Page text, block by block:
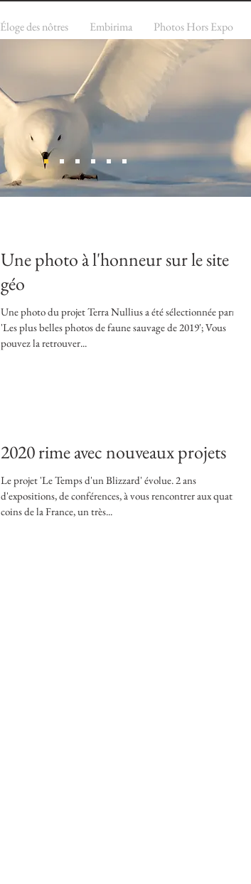
Éloge des nôtres Embirima Photos Hors Expo
Une photo à l'honneur sur le site
géo
Une photo du projet Terra Nullius a été sélectionnée parmi
'Les plus belles photos de faune sauvage de 2019'; Vous
pouvez la retrouver...
2020 rime avec nouveaux projets
Le projet 'Le Temps d'un Blizzard' évolue. 2 ans
d'expositions, de conférences, à vous rencontrer aux quatre
coins de la France, un très...